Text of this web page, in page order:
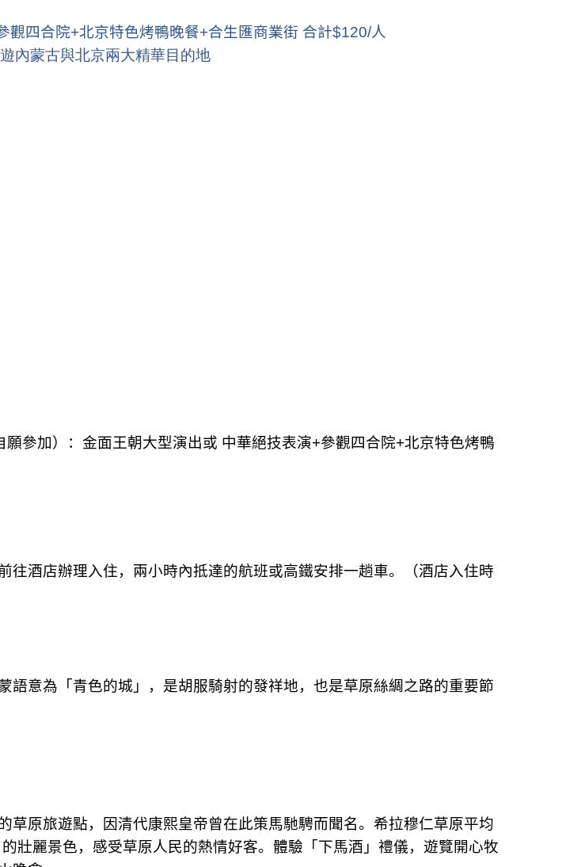
觀四合院+北京特色烤鴨晚餐+合生匯商業街 合計$120/人
內蒙古與北京兩大精華目的地
參加）：金面王朝大型演出或 中華絕技表演+參觀四合院+北京特色烤鴨
酒店辦理入住，兩小時內抵達的航班或高鐵安排一趟車。（酒店入住時
語意為「青色的城」，是胡服騎射的發祥地，也是草原絲綢之路的重要節
原旅遊點，因清代康熙皇帝曾在此策馬馳騁而聞名。希拉穆仁草原平均
壯麗景色，感受草原人民的熱情好客。體驗「下馬酒」禮儀，遊覽開心牧